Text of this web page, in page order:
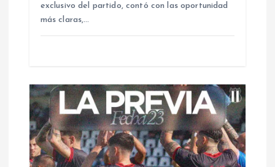
exclusivo del partido, contó con las oportunidad
más claras,…